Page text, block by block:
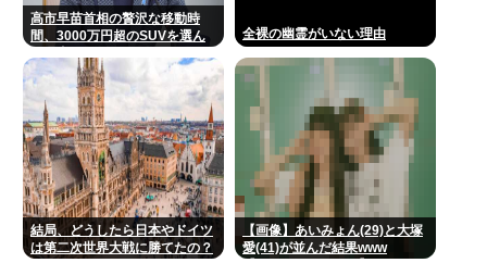
高市早苗首相の贅沢な移動時
間、3000万円超のSUVを選ん
全裸の幽霊がいない理由
結局、どうしたら日本やドイツ
は第二次世界大戦に勝てたの？
【画像】あいみょん(29)と大塚
愛(41)が並んだ結果www